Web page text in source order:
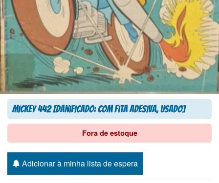
Mickey 442 [Danificado: Com Fita Adesiva, Usado]
Fora de estoque
Adicionar à minha lista de espera